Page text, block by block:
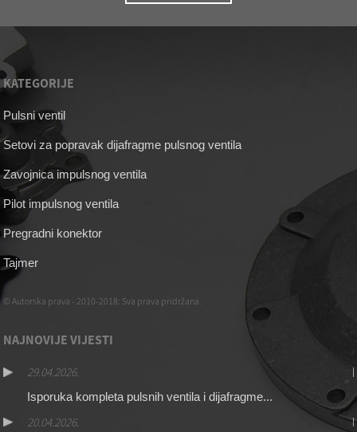
KATEGORIJE
Pulsni ventil
Setovi za popravak dijafragme pulsnog ventila
Zavojnica impulsnog ventila
Pilot impulsnog ventila
Pregradni konektor
Tajmer
© Autorska prava - 2010-2018: Sva prava pridržana.
NAJNOVIJE VIJESTI
29.04.2026.
Isporuka kompleta pulsnih ventila i dijafragme...
20.04.2026.